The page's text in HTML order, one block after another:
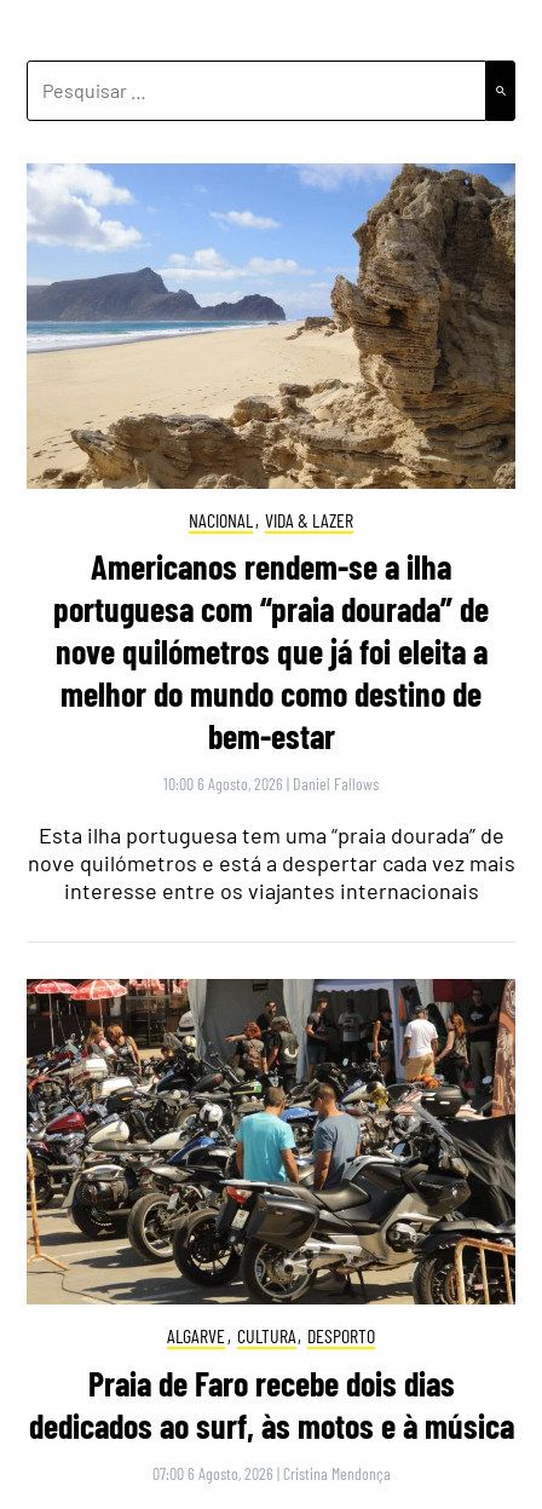
NACIONAL , VIDA & LAZER
Americanos rendem-se a ilha
portuguesa com “praia dourada” de
nove quilómetros que já foi eleita a
melhor do mundo como destino de
bem-estar
10:00 6 Agosto, 2026 | Daniel Fallows
Esta ilha portuguesa tem uma “praia dourada” de
nove quilómetros e está a despertar cada vez mais
interesse entre os viajantes internacionais
ALGARVE, CULTURA, DESPORTO
Praia de Faro recebe dois dias
dedicados ao surf, às motos e à música
07:00 6 Agosto, 2026 | Cristina Mendonça